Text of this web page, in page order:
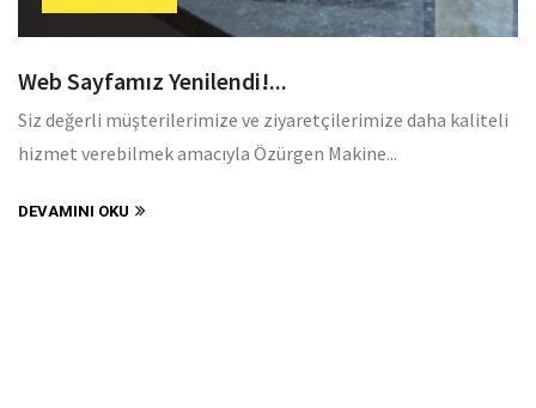
Web Sayfamız Yenilendi!...
Siz değerli müşterilerimize ve ziyaretçilerimize daha kaliteli
hizmet verebilmek amacıyla Özürgen Makine...
DEVAMINI OKU